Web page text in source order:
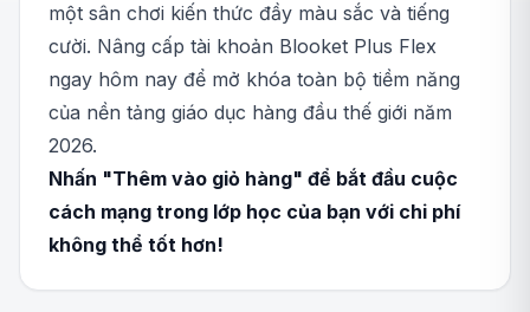
một sân chơi kiến thức đầy màu sắc và tiếng
cười. Nâng cấp tài khoản Blooket Plus Flex
ngay hôm nay để mở khóa toàn bộ tiềm năng
của nền tảng giáo dục hàng đầu thế giới năm
2026.
Nhấn "Thêm vào giỏ hàng" để bắt đầu cuộc
cách mạng trong lớp học của bạn với chi phí
không thể tốt hơn!